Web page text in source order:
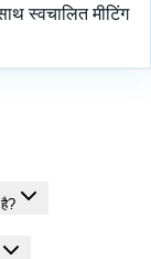
स्वचालित मीटिंग